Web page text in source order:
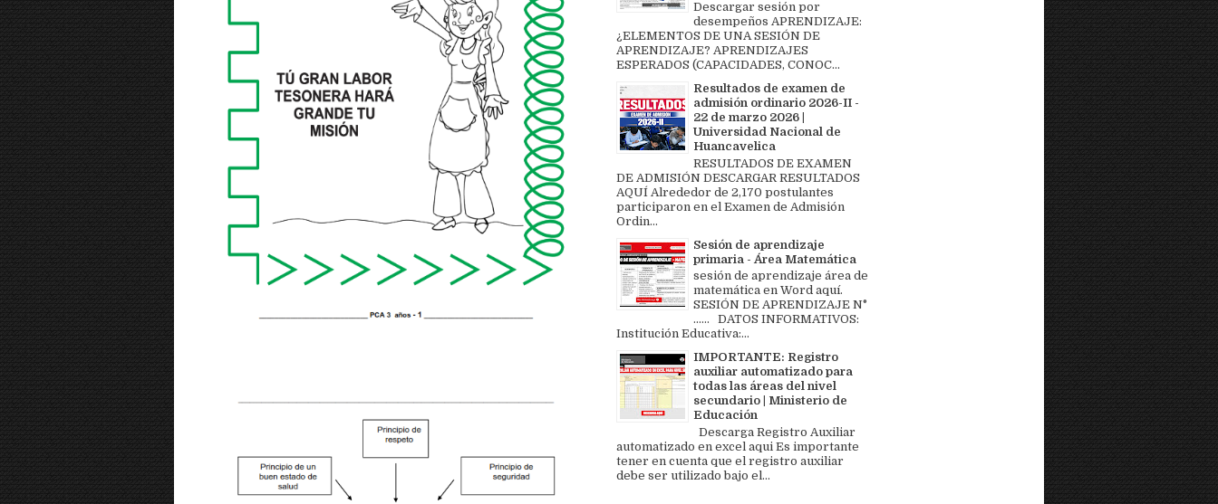
Descargar sesión por
desempeños APRENDIZAJE:
¿ELEMENTOS DE UNA SESIÓN DE
APRENDIZAJE? APRENDIZAJES
ESPERADOS (CAPACIDADES, CONOC...
Resultados de examen de
admisión ordinario 2026-II -
22 de marzo 2026 |
Universidad Nacional de
Huancavelica
RESULTADOS DE EXAMEN
DE ADMISIÓN DESCARGAR RESULTADOS
AQUÍ Alrededor de 2,170 postulantes
participaron en el Examen de Admisión
Ordin...
Sesión de aprendizaje
primaria - Área Matemática
sesión de aprendizaje área de
matemática en Word aquí.
SESIÓN DE APRENDIZAJE N°
...... DATOS INFORMATIVOS:
Institución Educativa:...
IMPORTANTE: Registro
auxiliar automatizado para
todas las áreas del nivel
secundario | Ministerio de
Educación
Descarga Registro Auxiliar
automatizado en excel aqui Es importante
tener en cuenta que el registro auxiliar
debe ser utilizado bajo el...